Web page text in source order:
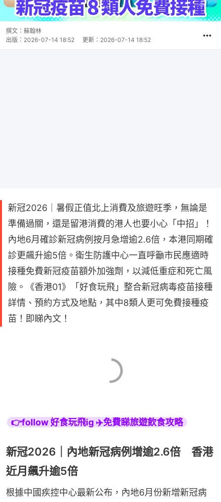
撰文： 蘇翰林
出版： 2026-07-14 18:52 更新： 2026-07-14 18:52
新冠2026｜暑假正值北上消費及旅遊旺季，無論是
準備過關，還是留港消費的港人也要小心「中招」！
內地6月確診新冠病例按月急增逾2.6倍，本港同期確
診更飆升逾5倍。衛生防護中心一直呼籲市民應適時
接種免費新冠疫苗額外加強劑，以減低重症和死亡風
險。《香港01》「好食玩飛」整合新冠病毒疫苗接種
詳情、預約方式及地點，其中8類人更可免費接種疫
苗！即睇內文！
👉follow 好食玩飛ig ✈️免費睇旅遊飲食攻略
新冠2026｜內地新冠病例增逾2.6倍 香港
近月飆升逾5倍
根據中國疾控中心最新公布，內地6月份新增新冠病